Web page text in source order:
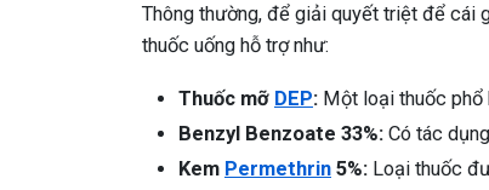
Thông thường, để giải quyết triệt để cái
thuốc uống hỗ trợ như:
Thuốc mỡ DEP: Một loại thuốc phổ
Benzyl Benzoate 33%: Có tác
Kem Permethrin 5%: Loại thuốc